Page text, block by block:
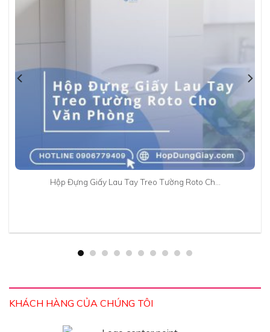
Hộp Đựng Giấy Lau Tay Treo Tường Roto Ch…
KHÁCH HÀNG CỦA CHÚNG TÔI